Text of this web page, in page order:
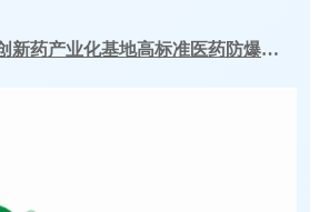
贝达药业（嵊州）创新药产业化基地高标准医药防爆冷库建造工程案例